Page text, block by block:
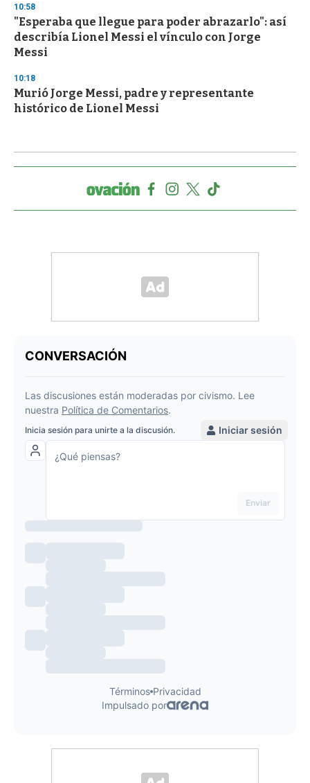
10:58
"Esperaba que llegue para poder abrazarlo": así
describía Lionel Messi el vínculo con Jorge
Messi
10:18
Murió Jorge Messi, padre y representante
histórico de Lionel Messi